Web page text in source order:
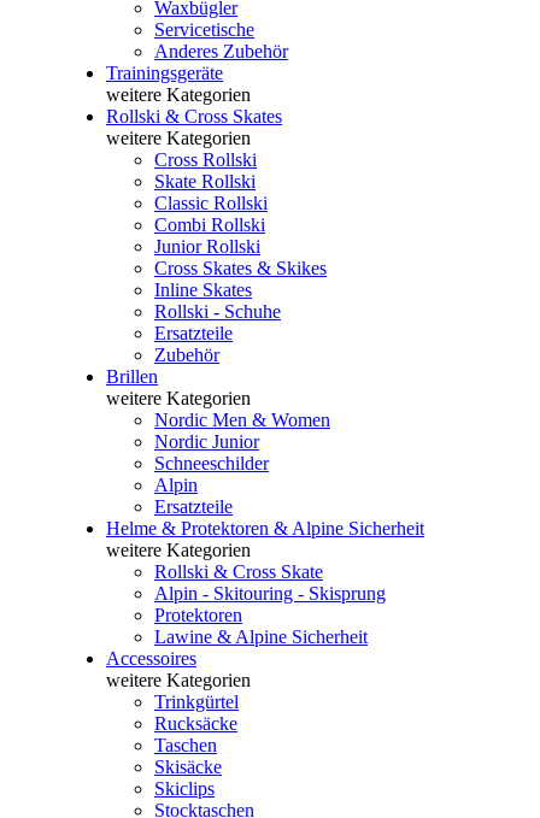
Waxbügler
Servicetische
Anderes Zubehör
Trainingsgeräte
weitere Kategorien
Rollski & Cross Skates
weitere Kategorien
Cross Rollski
Skate Rollski
Classic Rollski
Combi Rollski
Junior Rollski
Cross Skates & Skikes
Inline Skates
Rollski - Schuhe
Ersatzteile
Zubehör
Brillen
weitere Kategorien
Nordic Men & Women
Nordic Junior
Schneeschilder
Alpin
Ersatzteile
Helme & Protektoren & Alpine Sicherheit
weitere Kategorien
Rollski & Cross Skate
Alpin - Skitouring - Skisprung
Protektoren
Lawine & Alpine Sicherheit
Accessoires
weitere Kategorien
Trinkgürtel
Rucksäcke
Taschen
Skisäcke
Skiclips
Stocktaschen